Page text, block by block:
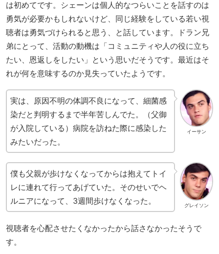
は初めてです。シェーンは個人的なつらいことを話すのは
勇気が必要かもしれないけど、同じ経験をしている若い視
聴者は勇気づけられると思う、と話しています。ドラン兄
弟にとって、活動の動機は「コミュニティや人の役に立ち
たい、恩返しをしたい」という思いだそうです。最近はそ
れが何を意味するのか見失っていたようです。
イーサン
実は、原因不明の体調不良になって、細菌感
染だと判明するまで半年苦しんでた。（父御
が入院している）病院を訪ねた際に感染した
みたいだった。
グレイソン
僕も父親が歩けなくなってからは抱えてトイ
レに連れて行ってあげていた。そのせいでヘ
ルニアになって、3週間歩けなくなった。
視聴者を心配させたくなかったから話さなかったそうで
す。